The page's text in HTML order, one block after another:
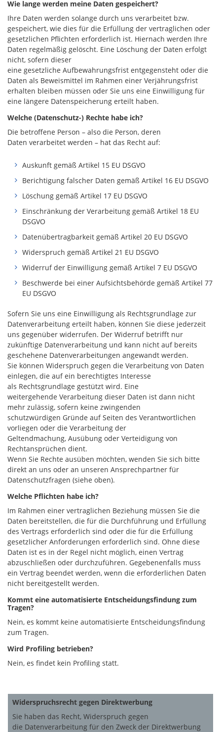
Wie lange werden meine Daten gespeichert?
Ihre Daten werden solange durch uns verarbeitet bzw.
gespeichert, wie dies für die Erfüllung der vertraglichen oder
gesetzlichen Pflichten erforderlich ist. Hiernach werden Ihre
Daten regelmäßig gelöscht. Eine Löschung der Daten erfolgt
nicht, sofern dieser
eine gesetzliche Aufbewahrungsfrist entgegensteht oder die
Daten als Beweismittel im Rahmen einer Verjährungsfrist
erhalten bleiben müssen oder Sie uns eine Einwilligung für
eine längere Datenspeicherung erteilt haben.
Welche (Datenschutz-) Rechte habe ich?
Die betroffene Person – also die Person, deren
Daten verarbeitet werden – hat das Recht auf:
Auskunft gemäß Artikel 15 EU DSGVO
Berichtigung falscher Daten gemäß Artikel 16 EU DSGVO
Löschung gemäß Artikel 17 EU DSGVO
Einschränkung der Verarbeitung gemäß Artikel 18 EU
DSGVO
Datenübertragbarkeit gemäß Artikel 20 EU DSGVO
Widerspruch gemäß Artikel 21 EU DSGVO
Widerruf der Einwilligung gemäß Artikel 7 EU DSGVO
Beschwerde bei einer Aufsichtsbehörde gemäß Artikel 77
EU DSGVO
Sofern Sie uns eine Einwilligung als Rechtsgrundlage zur
Datenverarbeitung erteilt haben, können Sie diese jederzeit
uns gegenüber widerrufen. Der Widerruf betrifft nur
zukünftige Datenverarbeitung und kann nicht auf bereits
geschehene Datenverarbeitungen angewandt werden.
Sie können Widerspruch gegen die Verarbeitung von Daten
einlegen, die auf ein berechtigtes Interesse
als Rechtsgrundlage gestützt wird. Eine
weitergehende Verarbeitung dieser Daten ist dann nicht
mehr zulässig, sofern keine zwingenden
schutzwürdigen Gründe auf Seiten des Verantwortlichen
vorliegen oder die Verarbeitung der
Geltendmachung, Ausübung oder Verteidigung von
Rechtansprüchen dient.
Wenn Sie Rechte ausüben möchten, wenden Sie sich bitte
direkt an uns oder an unseren Ansprechpartner für
Datenschutzfragen (siehe oben).
Welche Pflichten habe ich?
Im Rahmen einer vertraglichen Beziehung müssen Sie die
Daten bereitstellen, die für die Durchführung und Erfüllung
des Vertrags erforderlich sind oder die für die Erfüllung
gesetzlicher Anforderungen erforderlich sind. Ohne diese
Daten ist es in der Regel nicht möglich, einen Vertrag
abzuschließen oder durchzuführen. Gegebenenfalls muss
ein Vertrag beendet werden, wenn die erforderlichen Daten
nicht bereitgestellt werden.
Kommt eine automatisierte Entscheidungsfindung zum
Tragen?
Nein, es kommt keine automatisierte Entscheidungsfindung
zum Tragen.
Wird Profiling betrieben?
Nein, es findet kein Profiling statt.
Widerspruchsrecht gegen Direktwerbung
Sie haben das Recht, Widerspruch gegen
die Datenverarbeitung für den Zweck der Direktwerbung